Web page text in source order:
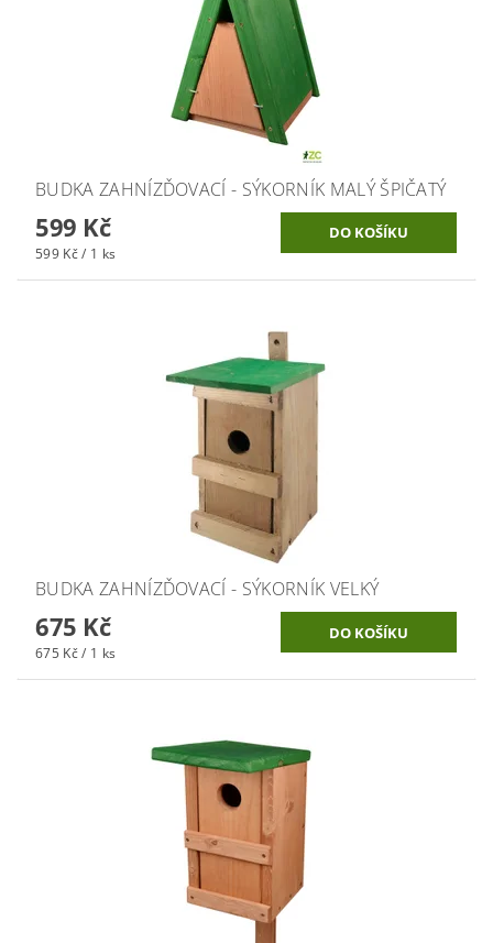
BUDKA ZAHNÍZĎOVACÍ - SÝKORNÍK MALÝ ŠPIČATÝ
599 Kč
599 Kč / 1 ks
BUDKA ZAHNÍZĎOVACÍ - SÝKORNÍK VELKÝ
675 Kč
675 Kč / 1 ks